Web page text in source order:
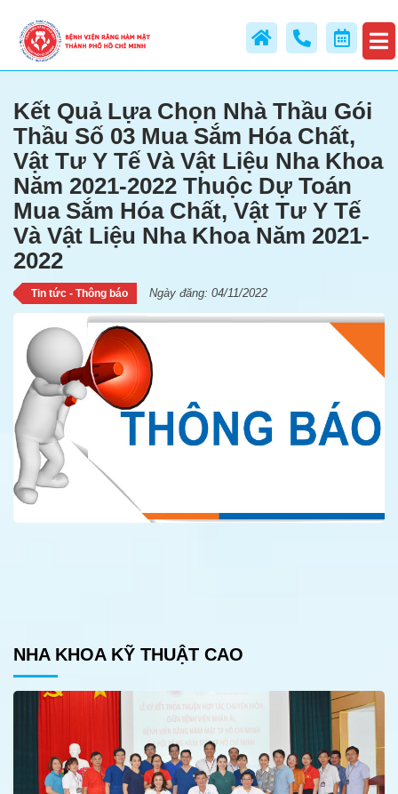
Y Tế Và Vật Liệu Nha Khoa Năm
2021-2022
Kết Quả Lựa Chọn Nhà Thầu Gói
Thầu Số 03 Mua Sắm Hóa Chất,
Vật Tư Y Tế Và Vật Liệu Nha Khoa
Năm 2021-2022 Thuộc Dự Toán
Mua Sắm Hóa Chất, Vật Tư Y Tế
Và Vật Liệu Nha Khoa Năm 2021-
2022
Tin tức - Thông báo Ngày đăng: 04/11/2022
NHA KHOA KỸ THUẬT CAO